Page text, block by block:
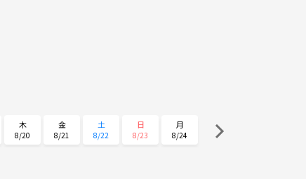
木
8/20
金
8/21
土
8/22
日
8/23
月
8/24